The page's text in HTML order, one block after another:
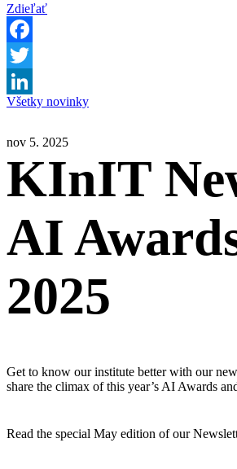
Zdieľať
Facebook
Twitter
LinkedIn
Všetky novinky
nov 5. 2025
KInIT
AI
2025
Get to know our institute better with our
share the climax of this year’s AI Awards
Read the special May edition of our